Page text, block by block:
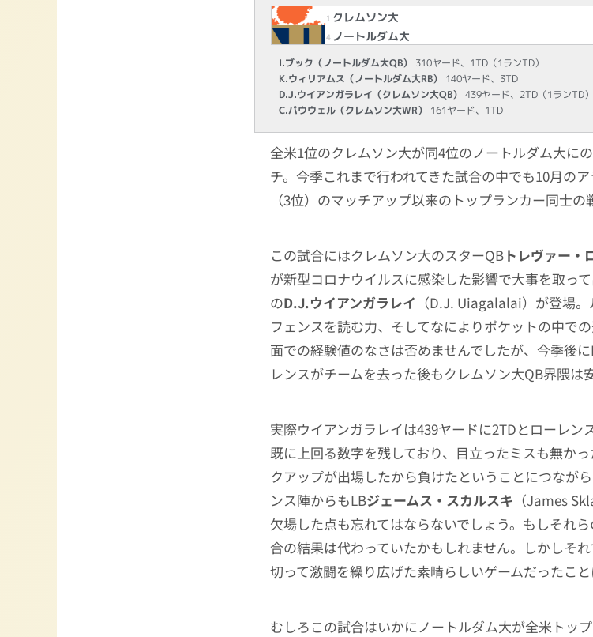
1 クレムソン大
4 ノートルダム大
I.ブック（ノートルダム大QB） 310ヤード、1TD（1ランTD）
K.ウィリアムス（ノートルダム大RB） 140ヤード、3TD
D.J.ウイアンガラレイ（クレムソン大QB） 439ヤード、2TD（1ランTD）
C.パウウェル（クレムソン大WR） 161ヤード、1TD
全米1位のクレムソン大が同4位のノートルダム大に
チ。今季これまで行われてきた試合の中でも10月の
（3位）のマッチアップ以来のトップランカー同士の
この試合にはクレムソン大のスターQB トレヴァー・
が新型コロナウイルスに感染した影響で大事を取っ
のD.J.ウイアンガラレイ （D.J. Uiagalalai）が登場
フェンスを読む力、そしてなによりポケットの中で
面での経験値のなさは否めませんでしたが、今季後
レンスがチームを去った後もクレムソン大QB界隈は
実際ウイアンガラレイは439ヤードに2TDとローレン
既に上回る数字を残しており、目立ったミスも無か
クアップが出場したから負けたということにつなが
ンス陣からもLBジェームス・スカルスキ （James
欠場した点も忘れてはならないでしょう。もしそれ
合の結果は代わっていたかもしれません。しかしそ
切って激闘を繰り広げた素晴らしいゲームだったこと
むしろこの試合はいかにノートルダム大が全米トッ